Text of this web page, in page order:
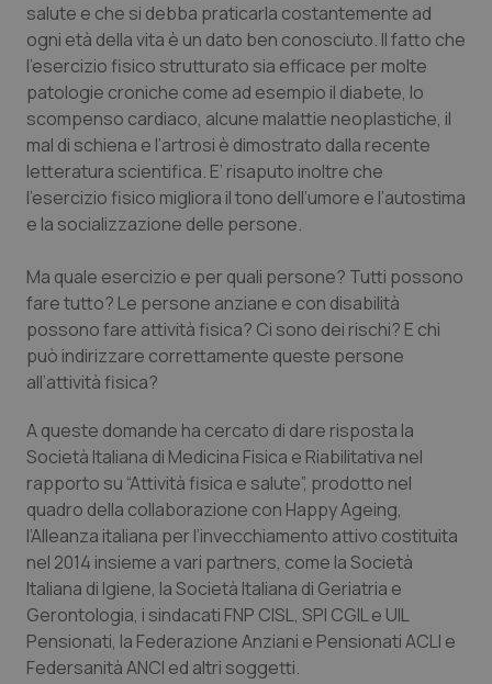
Campania
Emilia-Romagna
Friuli Venezia Giulia
Lazio
Liguria
Lombardia
Marche
Molise
Piemonte
Provincia Autonoma di Bolzano
Provincia Autonoma di Trento
Puglia
Car-T
Colesterolo & coronaropatie
Dermatite Atopica
Diabete & glucometri
Disturbi dell’umore
Dolore
Donna & Salute
Epatiti
HIV
Infezioni & Febbre
Ipertensione & Scompenso
Malattie rare
salute e che si debba praticarla costantemente ad
ogni età della vita è un dato ben conosciuto. Il fatto che
l’esercizio fisico strutturato sia efficace per molte
patologie croniche come ad esempio il diabete, lo
scompenso cardiaco, alcune malattie neoplastiche, il
mal di schiena e l’artrosi è dimostrato dalla recente
letteratura scientifica. E’ risaputo inoltre che
l’esercizio fisico migliora il tono dell’umore e l’autostima
e la socializzazione delle persone.
Ma quale esercizio e per quali persone? Tutti possono
fare tutto? Le persone anziane e con disabilità
possono fare attività fisica? Ci sono dei rischi? E chi
può indirizzare correttamente queste persone
all’attività fisica?
A queste domande ha cercato di dare risposta la
Società Italiana di Medicina Fisica e Riabilitativa nel
rapporto su “Attività fisica e salute”, prodotto nel
quadro della collaborazione con Happy Ageing,
l’Alleanza italiana per l’invecchiamento attivo costituita
nel 2014 insieme a vari partners, come la Società
Italiana di Igiene, la Società Italiana di Geriatria e
Gerontologia, i sindacati FNP CISL, SPI CGIL e UIL
Pensionati, la Federazione Anziani e Pensionati ACLI e
Federsanità ANCI ed altri soggetti.